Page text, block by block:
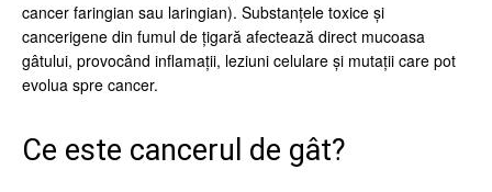
cancer faringian sau laringian). Substanțele toxice și
cancerigene din fumul de țigară afectează direct mucoasa
gâtului, provocând inflamații, leziuni celulare și mutații care pot
evolua spre cancer.
Ce este cancerul de gât?